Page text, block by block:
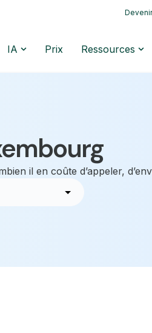
IA Prix Ressources
il en coûte d’appeler,